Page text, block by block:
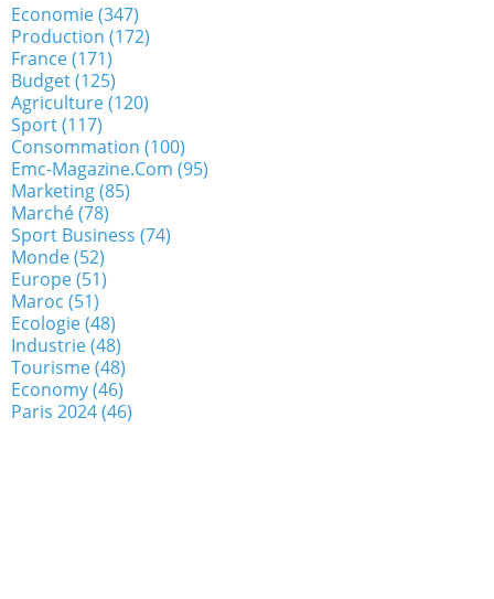
Economie(347)
Production (172)
France(171)
Budget(125)
Agriculture(120)
Sport(117)
Consommation (100)
Emc-Magazine.com (95)
Marketing(85)
Marché(78)
Sport Business (74)
Monde(52)
Europe(51)
Maroc (51)
Ecologie(48)
Industrie(48)
Tourisme(48)
Economy(46)
Paris 2024(46)